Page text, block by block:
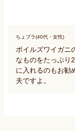
ちょプラ(40代・女性)
ボイルズワイガニ
なものをたっぷり
に入れるのもお勧
夫ですよ。